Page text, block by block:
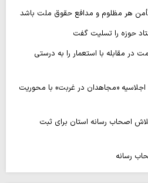
مأمن هر مظلوم و مدافع حقوق ملت باشد
حوزه را تسلیت گفت
در مقابله با استعمار را به درستی
«مجاهدان در غربت» با محوریت
اصحاب رسانه استان برای ثبت
رسانه